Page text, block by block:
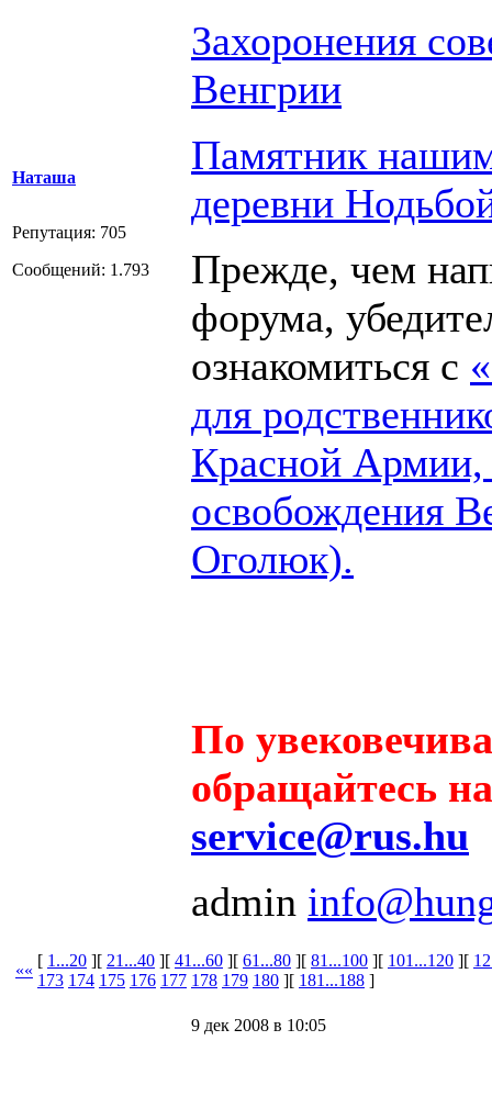
Наташа
Репутация: 705
Сообщений: 1.793
Захоронения
Венгрии
Памятник
деревни
Прежде, чем
форума,
ознакомиться с
для
Красной
освобождения
Оголюк).
По
обращайтесь
service@rus.hu
admin
««
[ 1...20 ][ 21...40 ][ 41...60 ][ 61...80 ][ 81...100 ][ 101...120 ][
173 174 175 176 177 178 179 180 ][ 181...188 ]
9 дек 2008 в 10:05